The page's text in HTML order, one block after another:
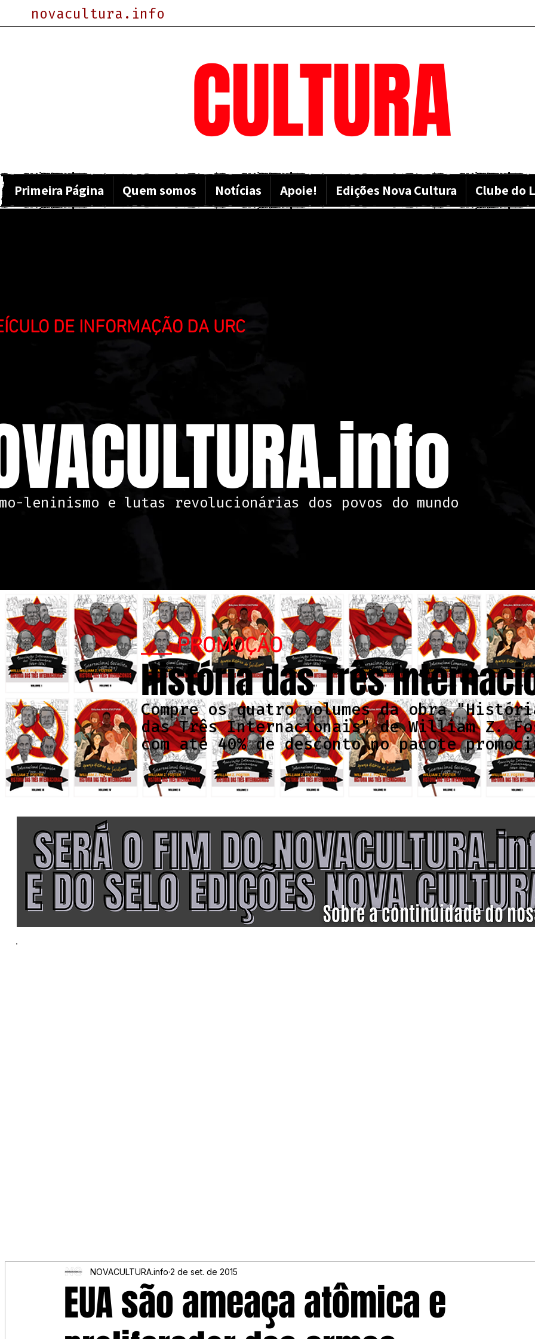
novacultura.info
CULTURA
Primeira Página Quem somos Notícias Apoie! Edições Nova Cultura Clube do
DE INFORMAÇÃO DA URC
leninismo e lutas revolucionárias dos povos do mundo
Compre os quatro volumes da obra
das Três Internacionais" de William Z.
com até 40% de desconto no pacote
___ PROMOÇÃO
História das Três
EUA são ameaça atômica e
NOVACULTURA.info 2 de set. de 2015